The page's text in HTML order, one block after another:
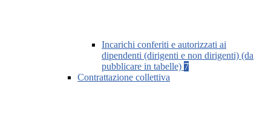
Incarichi conferiti e autorizzati ai
dipendenti (dirigenti e non dirigenti) (da
pubblicare in tabelle) 7
Contrattazione collettiva